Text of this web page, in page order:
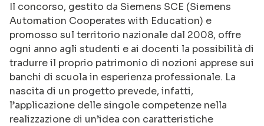
Il concorso, gestito da Siemens SCE (Siemens
Automation Cooperates with Education) e
promosso sul territorio nazionale dal 2008, offre
ogni anno agli studenti e ai docenti la possibilità di
tradurre il proprio patrimonio di nozioni apprese sui
banchi di scuola in esperienza professionale. La
nascita di un progetto prevede, infatti,
l’applicazione delle singole competenze nella
realizzazione di un’idea con caratteristiche